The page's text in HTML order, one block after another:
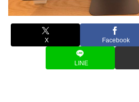
X Facebook
LINE